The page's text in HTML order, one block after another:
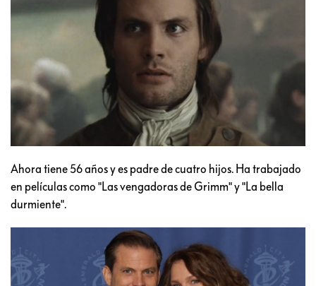
Ahora tiene 56 años y es padre de cuatro hijos. Ha trabajado
en películas como "Las vengadoras de Grimm" y "La bella
durmiente".